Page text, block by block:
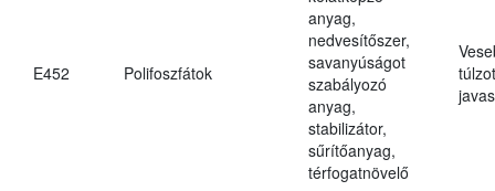
E452 Polifoszfátok
anyag,
nedvesítőszer,
savanyúságot
szabályozó
anyag,
stabilizátor,
sűrítőanyag,
térfogatnövelő